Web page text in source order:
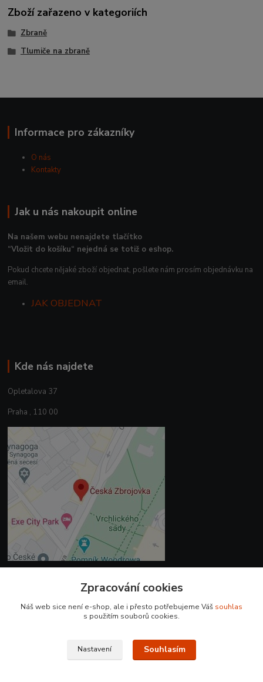
Zboží zařazeno v kategoriích
Zbraně
Tlumiče na zbraně
Informace pro zákazníky
O nás
Kontakty
Jak u nás nakoupit online
Na našem webu nenajdete tlačítko
“Vložit do košíku“ nejedná se totiž o eshop.
Pokud chcete nějaké zboží objednat, pošlete nám prosím objednávku na
email.
JAK OBJEDNAT
Kde nás najdete
Opletalova 37
Praha , 110 00
+420 225 375 800
Zpracování cookies
Náš web sice není e-shop, ale i přesto potřebujeme Váš souhlas
s použitím souborů cookies.
Nastavení Souhlasím